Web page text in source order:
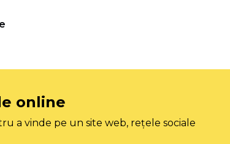
online
a vinde pe un site web, rețele sociale